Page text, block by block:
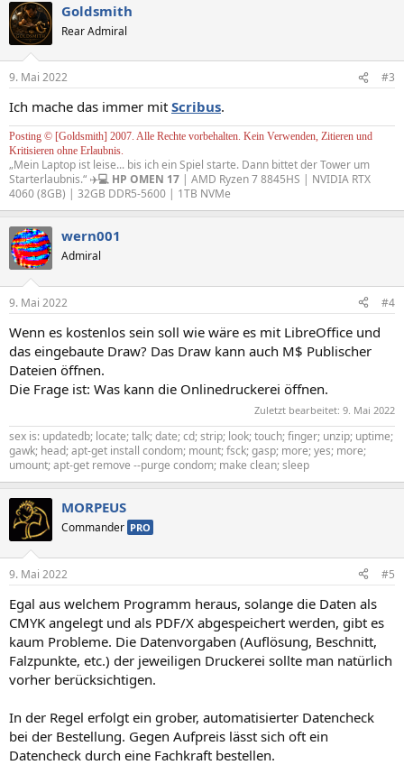
Goldsmith
Rear Admiral
9. Mai 2022 #3
Ich mache das immer mit Scribus.
Posting © [Goldsmith] 2007. Alle Rechte vorbehalten. Kein Verwenden, Zitieren und
Kritisieren ohne Erlaubnis.
„Mein Laptop ist leise... bis ich ein Spiel starte. Dann bittet der Tower um
Starterlaubnis.“ ✈️💻 HP OMEN 17 | AMD Ryzen 7 8845HS | NVIDIA RTX
4060 (8GB) | 32GB DDR5-5600 | 1TB NVMe
wern001
Admiral
9. Mai 2022 #4
Wenn es kostenlos sein soll wie wäre es mit LibreOffice und
das eingebaute Draw? Das Draw kann auch M$ Publischer
Dateien öffnen.
Die Frage ist: Was kann die Onlinedruckerei öffnen.
Zuletzt bearbeitet: 9. Mai 2022
sex is: updatedb; locate; talk; date; cd; strip; look; touch; finger; unzip; uptime;
gawk; head; apt-get install condom; mount; fsck; gasp; more; yes; more;
umount; apt-get remove --purge condom; make clean; sleep
MORPEUS
Commander PRO
9. Mai 2022 #5
Egal aus welchem Programm heraus, solange die Daten als
CMYK angelegt und als PDF/X abgespeichert werden, gibt es
kaum Probleme. Die Datenvorgaben (Auflösung, Beschnitt,
Falzpunkte, etc.) der jeweiligen Druckerei sollte man natürlich
vorher berücksichtigen.
In der Regel erfolgt ein grober, automatisierter Datencheck
bei der Bestellung. Gegen Aufpreis lässt sich oft ein
Datencheck durch eine Fachkraft bestellen.